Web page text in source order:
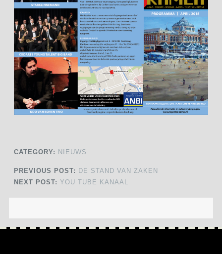
CATEGORY: NIEUWS
PREVIOUS POST: DE STAND VAN ZAKEN
NEXT POST: YOU TUBE KANAAL